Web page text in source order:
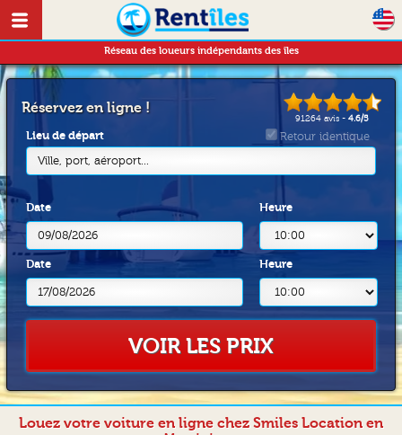
Réseau des loueurs indépendants des îles
91264 avis -4.6/5
Réservez en ligne !
Lieu de départ
Ville, port, aéroport...
Retour identique
Date Heure
Date Heure
VOIR LES PRIX
Louez votre voiture en ligne chez Smiles Location en